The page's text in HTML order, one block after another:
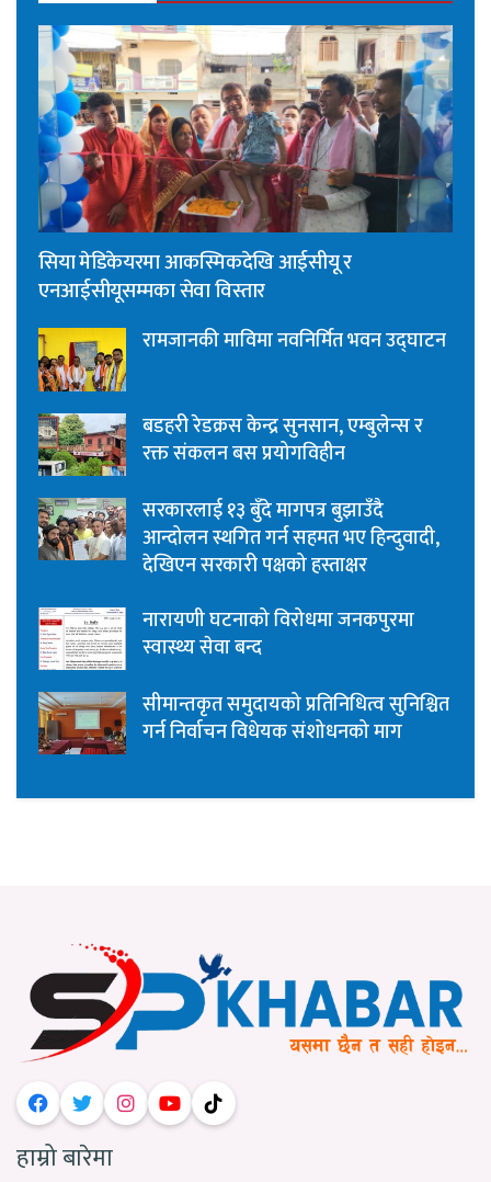
सिया मेडिकेयरमा आकस्मिकदेखि आईसीयू र
एनआईसीयूसम्मका सेवा विस्तार
रामजानकी माविमा नवनिर्मित भवन उद्घाटन
बडहरी रेडक्रस केन्द्र सुनसान, एम्बुलेन्स र
रक्त संकलन बस प्रयोगविहीन
सरकारलाई १३ बुँदे मागपत्र बुझाउँदै
आन्दोलन स्थगित गर्न सहमत भए हिन्दुवादी,
देखिएन सरकारी पक्षको हस्ताक्षर
नारायणी घटनाको विरोधमा जनकपुरमा
स्वास्थ्य सेवा बन्द
सीमान्तकृत समुदायको प्रतिनिधित्व सुनिश्चित
गर्न निर्वाचन विधेयक संशोधनको माग
हाम्रो बारेमा